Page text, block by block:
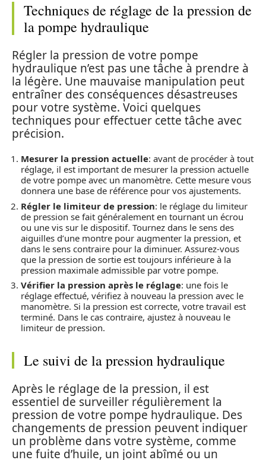
Techniques de réglage de la pression de
la pompe hydraulique
Régler la pression de votre pompe
hydraulique n’est pas une tâche à prendre à
la légère. Une mauvaise manipulation peut
entraîner des conséquences désastreuses
pour votre système. Voici quelques
techniques pour effectuer cette tâche avec
précision.
Mesurer la pression actuelle: avant de procéder à tout
réglage, il est important de mesurer la pression actuelle
de votre pompe avec un manomètre. Cette mesure vous
donnera une base de référence pour vos ajustements.
Régler le limiteur de pression: le réglage du limiteur
de pression se fait généralement en tournant un écrou
ou une vis sur le dispositif. Tournez dans le sens des
aiguilles d’une montre pour augmenter la pression, et
dans le sens contraire pour la diminuer. Assurez-vous
que la pression de sortie est toujours inférieure à la
pression maximale admissible par votre pompe.
Vérifier la pression après le réglage: une fois le
réglage effectué, vérifiez à nouveau la pression avec le
manomètre. Si la pression est correcte, votre travail est
terminé. Dans le cas contraire, ajustez à nouveau le
limiteur de pression.
Le suivi de la pression hydraulique
Après le réglage de la pression, il est
essentiel de surveiller régulièrement la
pression de votre pompe hydraulique. Des
changements de pression peuvent indiquer
un problème dans votre système, comme
une fuite d’huile, un joint abîmé ou un